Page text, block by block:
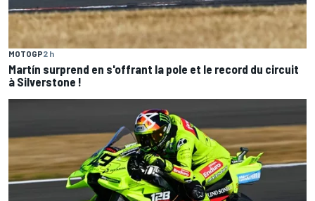
MOTOGP2 h
Martín surprend en s'offrant la pole et le record du circuit
à Silverstone !